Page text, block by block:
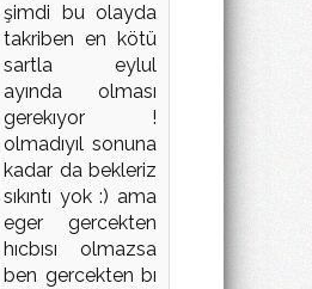
şimdi bu olayda
takriben en kötü
sartla eylul
ayında olması
gerekıyor !
olmadıyıl sonuna
kadar da bekleriz
sıkıntı yok :) ama
eger gercekten
hıcbısı olmazsa
ben gercekten bı